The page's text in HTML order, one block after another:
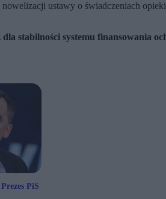
ustawy o świadczeniach
dla stabilności systemu finansowania
PiS